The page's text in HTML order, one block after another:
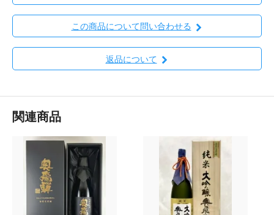
この商品について問い合わせる
返品について
関連商品